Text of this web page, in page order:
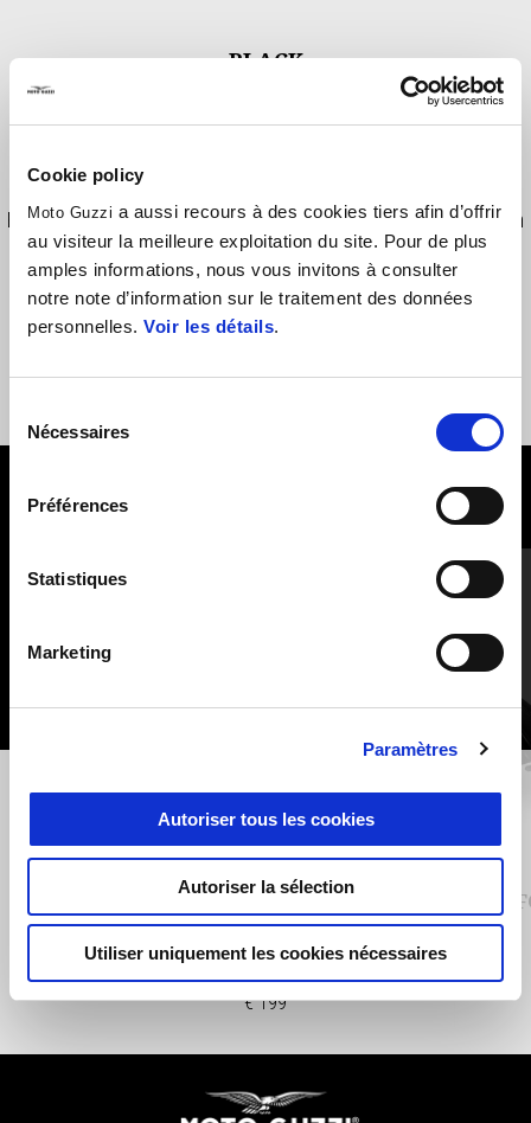
Cookie policy
Moto Guzzi a aussi recours à des cookies tiers afin d’offrir
au visiteur la meilleure exploitation du site. Pour de plus
amples informations, nous vous invitons à consulter
notre note d’information sur le traitement des données
personnelles. Voir les détails.
Nécessaires
Préférences
Statistiques
Marketing
Paramètres
Autoriser tous les cookies
Autoriser la sélection
Utiliser uniquement les cookies nécessaires
BLACK
€ 99
Black polyester 600D bags with Moto Guzzi logo, equipped with
practical handles to be easily stored in the side cases.
CENTRE STAND V100
€ 199